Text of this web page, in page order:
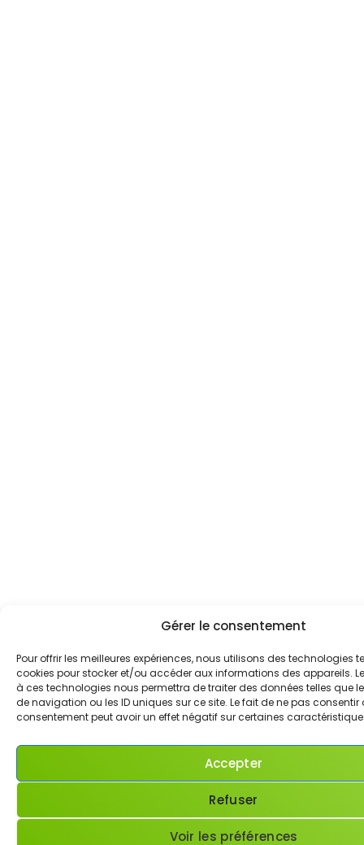
Gérer le consentement
Pour offrir les meilleures expériences, nous utilisons des technologies
cookies pour stocker et/ou accéder aux informations des appareils.
à ces technologies nous permettra de traiter des données telles que
de navigation ou les ID uniques sur ce site. Le fait de ne pas consentir
consentement peut avoir un effet négatif sur certaines
Accepter
Refuser
Voir les préférences